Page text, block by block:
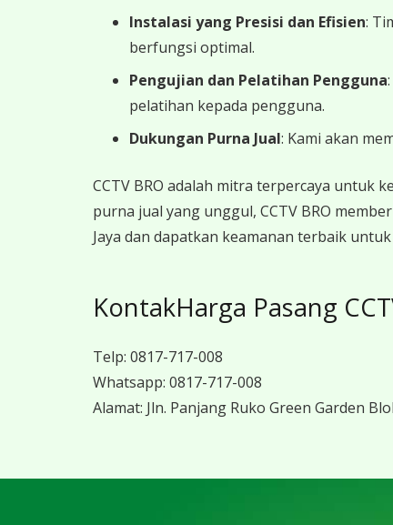
Instalasi yang Presisi dan Efisien:
berfungsi optimal.
Pengujian dan Pelatihan Pengguna
pelatihan kepada pengguna.
Dukungan Purna Jual: Kami akan
CCTV BRO adalah mitra terpercaya untuk
purna jual yang unggul, CCTV BRO
Jaya dan dapatkan keamanan terbaik
KontakHarga Pasang
Telp: 0817-717-008
Whatsapp: 0817-717-008
Alamat: Jln. Panjang Ruko Green Garden